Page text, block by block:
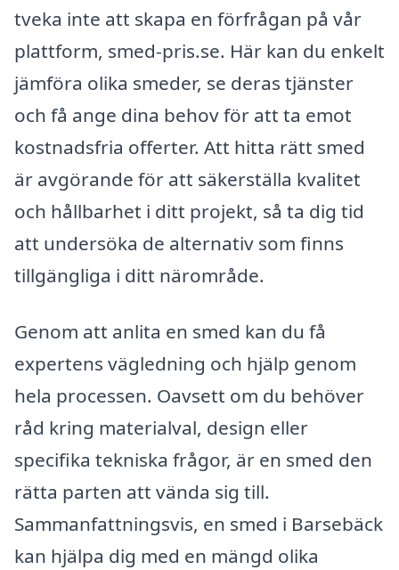
tveka inte att skapa en förfrågan på vår
plattform, smed-pris.se. Här kan du enkelt
jämföra olika smeder, se deras tjänster
och få ange dina behov för att ta emot
kostnadsfria offerter. Att hitta rätt smed
är avgörande för att säkerställa kvalitet
och hållbarhet i ditt projekt, så ta dig tid
att undersöka de alternativ som finns
tillgängliga i ditt närområde.
Genom att anlita en smed kan du få
expertens vägledning och hjälp genom
hela processen. Oavsett om du behöver
råd kring materialval, design eller
specifika tekniska frågor, är en smed den
rätta parten att vända sig till.
Sammanfattningsvis, en smed i Barsebäck
kan hjälpa dig med en mängd olika